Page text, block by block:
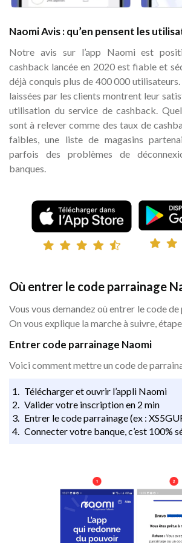
Naomi Avis : qu’en pensent les
Notre avis sur l’app Naomi est
cashback lancée en 2020 est fiable et
déjà conquis plus de 400 000
laissées par les clients montrent leur
utilisation du service de cashback.
sont à relever comme des taux de
faibles, une liste de magasins
parfois des problèmes de
banques.
Où entrer le code parrainage
Vous vous demandez où entrer le code
On vous explique la marche à suivre,
Entrer code parrainage Naomi
Voici comment mettre un code de
Télécharger et ouvrir l’appli Naomi
Valider votre inscription en 2 min
Entrer le code parrainage (ex :
Connecter votre banque, c’est 100%